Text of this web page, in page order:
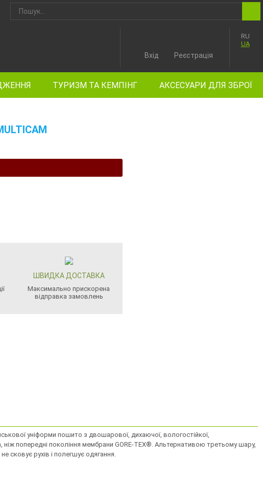
RU
UA
Вхід Реєстрація
ТУРИЗМ ТА КЕМПІНГ АКСЕСУАРИ ДЛЯ ЗБРОЇ
ШВИДКА ДОСТАВКА
Максимально прискорена
відправка замовлень
уніформи пошито з двошарової, дихаючої, вологостійкої,
ніж попередні покоління мембрани GORE-TEX®. Альтернативою третьому шару,
сковує рухів і полегшує одягання.